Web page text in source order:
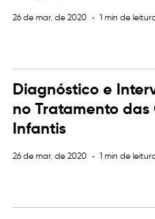
26 de mar. de 2020 1 min de
Diagnóstico e
no Tratamento das
Infantis
26 de mar. de 2020 1 min de